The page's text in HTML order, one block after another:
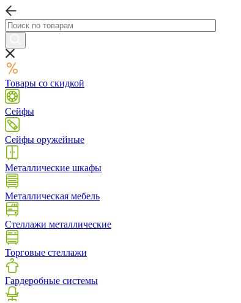
Товары со скидкой
Сейфы
Сейфы оружейные
Металлические шкафы
Металлическая мебель
Стеллажи металлические
Торговые стеллажи
Гардеробные системы